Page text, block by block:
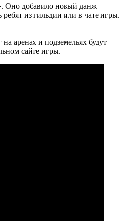
Оно добавило новый данж
из гильдии или в чате игры.
аренах и подземельях будут
сайте игры.